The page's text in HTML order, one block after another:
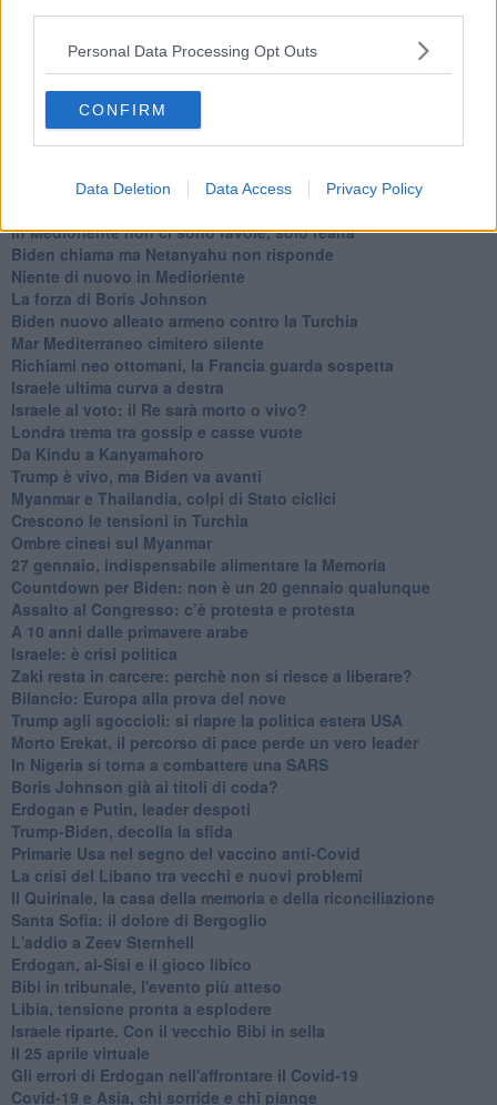
Personal Data Processing Opt Outs
CONFIRM
Data Deletion Data Access Privacy Policy
Papa Bergoglio vedrà Viktor Orbán
Bennet, un giorno in attesa di Biden
Il ritorno dei talebani
​La lenta agonia del Libano
Sudafrica, è allarme alimentare
L’appuntamento di Israele con il cambiamento
In Medioriente non ci sono favole, solo realtà
Biden chiama ma Netanyahu non risponde
Niente di nuovo in Medioriente
La forza di Boris Johnson
Biden nuovo alleato armeno contro la Turchia
Mar Mediterraneo cimitero silente
Richiami neo ottomani, la Francia guarda sospetta
Israele ultima curva a destra
Israele al voto: il Re sarà morto o vivo?
Londra trema tra gossip e casse vuote
Da Kindu a Kanyamahoro
Trump è vivo, ma Biden va avanti
Myanmar e Thailandia, colpi di Stato ciclici
Crescono le tensioni in Turchia
Ombre cinesi sul Myanmar
27 gennaio, indispensabile alimentare la Memoria
Countdown per Biden: non è un 20 gennaio qualunque
Assalto al Congresso: c’è protesta e protesta
A 10 anni dalle primavere arabe
Israele: è crisi politica
Zaki resta in carcere: perchè non si riesce a liberare?
Bilancio: Europa alla prova del nove
Trump agli sgoccioli: si riapre la politica estera USA
Morto Erekat, il percorso di pace perde un vero leader
In Nigeria si torna a combattere una SARS
Boris Johnson già ai titoli di coda?
Erdogan e Putin, leader despoti
Trump-Biden, decolla la sfida
Primarie Usa nel segno del vaccino anti-Covid
La crisi del Libano tra vecchi e nuovi problemi
Il Quirinale, la casa della memoria e della riconciliazione
Santa Sofia: il dolore di Bergoglio
L'addio a ​Zeev Sternhell
Erdogan, al-Sisi e il gioco libico
Bibi in tribunale, l'evento più atteso
Libia, tensione pronta a esplodere
Israele riparte. Con il vecchio Bibi in sella
Il 25 aprile virtuale
Gli errori di Erdogan nell'affrontare il Covid-19
Covid-19 e Asia, chi sorride e chi piange